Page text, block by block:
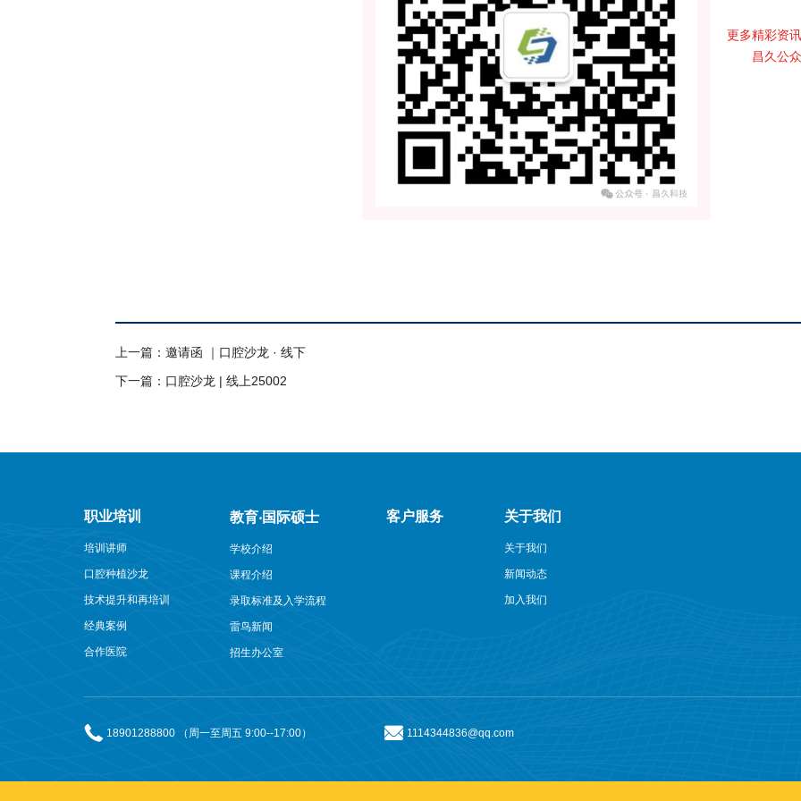
更多精彩资
昌久公
上一篇：邀请函 ｜口腔沙龙 · 线下
下一篇：口腔沙龙 | 线上25002
职业培训
培训讲师
口腔种植沙龙
技术提升和再培训
经典案例
合作医院
教育‧国际硕士
学校介绍
课程介绍
录取标准及入学流程
雷鸟新闻
招生办公室
客户服务 关于我们
关于我们
新闻动态
加入我们
18901288800 （周一至周五 9:00--17:00） 1114344836@qq.com